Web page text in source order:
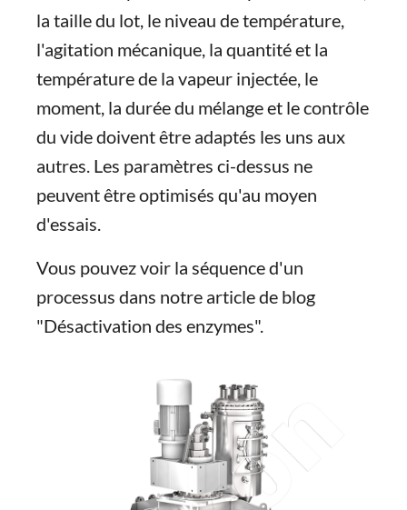
la taille du lot, le niveau de température,
l'agitation mécanique, la quantité et la
température de la vapeur injectée, le
moment, la durée du mélange et le contrôle
du vide doivent être adaptés les uns aux
autres. Les paramètres ci-dessus ne
peuvent être optimisés qu'au moyen
d'essais.
Vous pouvez voir la séquence d'un
processus dans notre article de blog
"Désactivation des enzymes".